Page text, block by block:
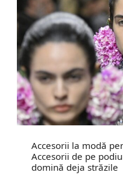
Accesorii la modă
Accesorii de pe
domină deja străzile